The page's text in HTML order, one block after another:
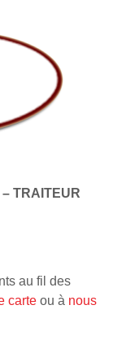
TRAITEUR
au fil des
carte ou à nous